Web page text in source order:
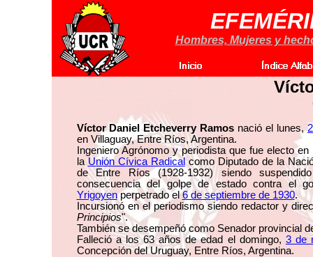
Hombres, Mujeres y
Víctor Daniel Etcheverry Ramos nació el lunes,
en Villaguay, Entre Ríos, Argentina.
Ingeniero Agrónomo y periodista que fue electo
la Unión Cívica Radicalcomo Diputado de la
de Entre Ríos (1928-1932) siendo
consecuencia del golpe de estado contra el
Yrigoyenperpetrado el6 de septiembre de 1930.
Incursionó en el periodismo siendo redactor y
Principios".
También se desempeñó como Senador provincial
Falleció a los 63 años de edad el domingo, 3 de
Concepción del Uruguay, Entre Ríos, Argentina.